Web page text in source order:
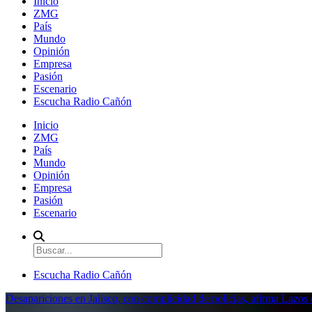
ZMG
País
Mundo
Opinión
Empresa
Pasión
Escenario
Escucha Radio Cañón
Inicio
ZMG
País
Mundo
Opinión
Empresa
Pasión
Escenario
Escucha Radio Cañón
Desapariciones en Jalisco, con complicidad de policías, afirma Lazos